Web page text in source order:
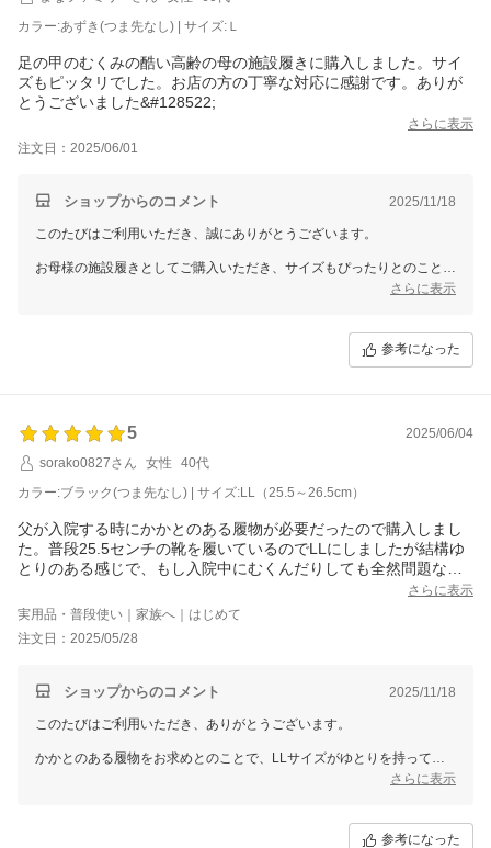
カラー:あずき(つま先なし) | サイズ:Ｌ
足の甲のむくみの酷い高齢の母の施設履きに購入しました。サイ
ズもピッタリでした。お店の方の丁寧な対応に感謝です。ありが
とうございました&#128522;
さらに表示
注文日：2025/06/01
ショップからのコメント 2025/11/18
このたびはご利用いただき、誠にありがとうございます。
お母様の施設履きとしてご購入いただき、サイズもぴったりとのこと、
大変嬉しく思います。お店の対応についても温かいお言葉をいただき、
今後ともお客様にご満足いただける商品とサービスを提供できるよう、
努めてまいります。またのご利用を心よりお待ちしております。
さらに表示
参考になった
5
2025/06/04
sorako0827さん
女性
40代
カラー:ブラック(つま先なし) | サイズ:LL（25.5～26.5cm）
父が入院する時にかかとのある履物が必要だったので購入しまし
た。普段25.5センチの靴を履いているのでLLにしましたが結構ゆ
とりのある感じで、もし入院中にむくんだりしても全然問題なく
使えそうな感じでした。履いた感じも柔らかくて良かったです。
さらに表示
実用品・普段使い｜家族へ｜はじめて
注文日：2025/05/28
ショップからのコメント 2025/11/18
このたびはご利用いただき、ありがとうございます。
かかとのある履物をお求めとのことで、LLサイズがゆとりを持ってご
使用いただけるとのお言葉、大変嬉しく拝読しました。入院中の快適さ
今後ともお客様にご満足いただける商品をお届けできるよう努めてまい
さらに表示
参考になった